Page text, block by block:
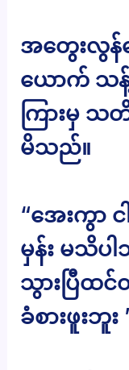
အတွေးလွန်
ယောက် သန့်
ကြားမှ
မိသည်။
“အေးကွာ
မှန်း မသိပ
သွားပြီထ
ခံစားဖူးဘူး